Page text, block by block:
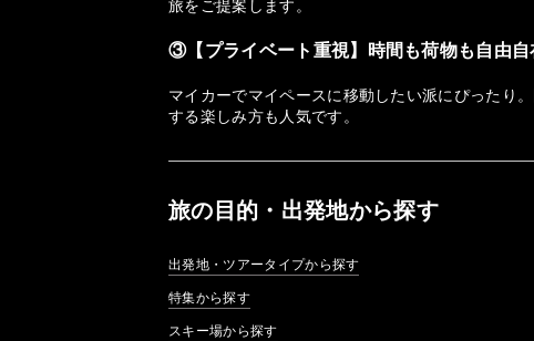
旅をご提案します。
③【プライベート重視】時間も荷物も自由自
マイカーでマイペースに移動したい派にぴったり
する楽しみ方も人気です。
旅の目的・出発地から探す
出発地・ツアータイプから探す
特集から探す
スキー場から探す